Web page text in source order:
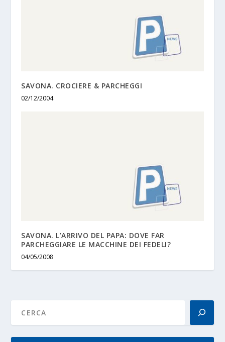
SAVONA. CROCIERE & PARCHEGGI
02/12/2004
SAVONA. L’ARRIVO DEL PAPA: DOVE FAR
PARCHEGGIARE LE MACCHINE DEI FEDELI?
04/05/2008